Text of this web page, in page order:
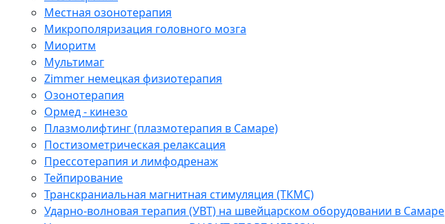
Местная озонотерапия
Микрополяризация головного мозга
Миоритм
Мультимаг
Zimmer немецкая физиотерапия
Озонотерапия
Ормед - кинезо
Плазмолифтинг (плазмотерапия в Самаре)
Постизометрическая релаксация
Прессотерапия и лимфодренаж
Тейпирование
Транскраниальная магнитная стимуляция (ТКМС)
Ударно-волновая терапия (УВТ) на швейцарском оборудовании в Самаре